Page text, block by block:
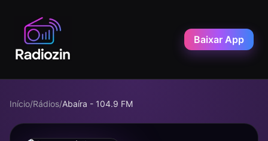
Baixar App
Início/Rádios/Abaíra - 104.9 FM